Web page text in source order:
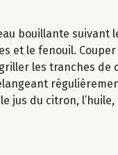
bouillante
et le fenouil.
les tranches
jus du citron,